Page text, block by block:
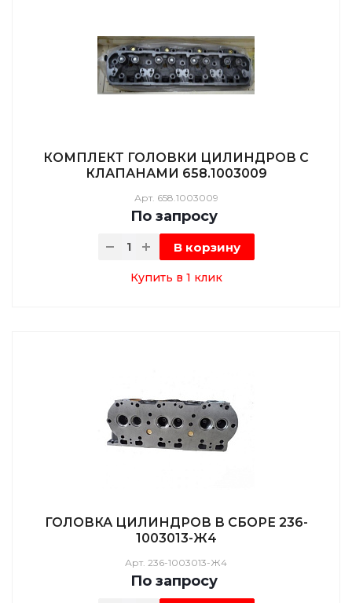
КОМПЛЕКТ ГОЛОВКИ ЦИЛИНДРОВ С
КЛАПАНАМИ 658.1003009
Арт. 658.1003009
По запросу
В корзину
Купить в 1 клик
ГОЛОВКА ЦИЛИНДРОВ В СБОРЕ 236-
1003013-Ж4
Арт. 236-1003013-Ж4
По запросу